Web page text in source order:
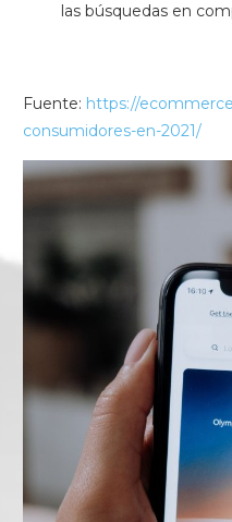
las búsquedas en
Fuente: https://
consumidores-en-2021/